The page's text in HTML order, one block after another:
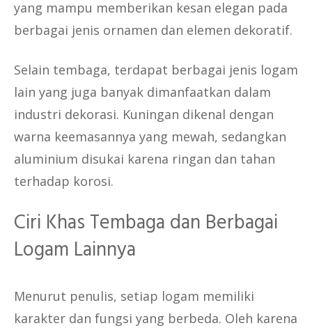
yang mampu memberikan kesan elegan pada
berbagai jenis ornamen dan elemen dekoratif.
Selain tembaga, terdapat berbagai jenis logam
lain yang juga banyak dimanfaatkan dalam
industri dekorasi. Kuningan dikenal dengan
warna keemasannya yang mewah, sedangkan
aluminium disukai karena ringan dan tahan
terhadap korosi.
Ciri Khas Tembaga dan Berbagai
Logam Lainnya
Menurut penulis, setiap logam memiliki
karakter dan fungsi yang berbeda. Oleh karena